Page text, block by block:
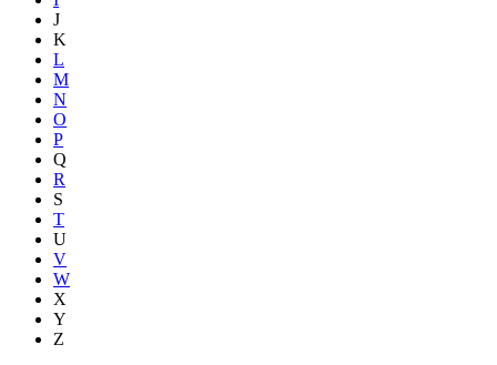
J
K
L
M
N
O
P
Q
R
S
T
U
V
W
X
Y
Z